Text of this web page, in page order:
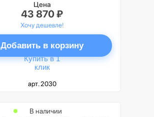
Цена
43 870 ₽
Хочу дешевле!
Добавить в корзину
Купить в 1
клик
арт. 2030
В наличии